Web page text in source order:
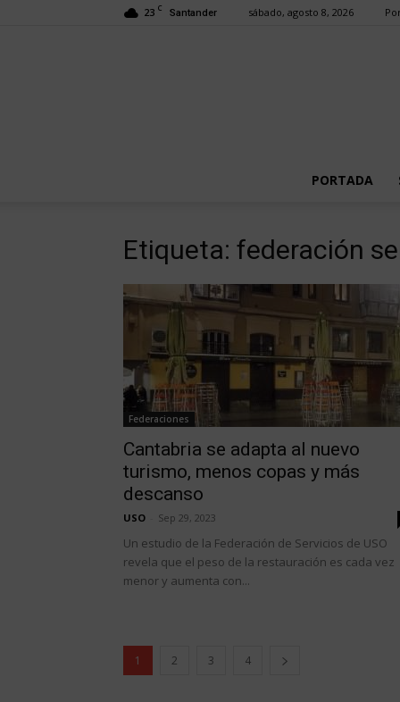
23 C Santander sábado, agosto 8, 2026
PORTADA
Etiqueta: federación
Federaciones
Cantabria se adapta al nuevo
turismo, menos copas y más
descanso
USO Sep 29, 2023
Un estudio de la Federación de Servicios de USO
revela que el peso de la restauración es cada vez
menor y aumenta con...
1 2 3 4